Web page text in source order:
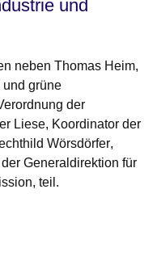
und
neben Thomas Heim,
und grüne
der
Liese, Koordinator der
Wörsdörfer,
Generaldirektion für
teil.